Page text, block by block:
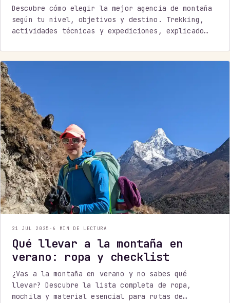
Descubre cómo elegir la mejor agencia de montaña
según tu nivel, objetivos y destino. Trekking,
actividades técnicas y expediciones, explicado
21 JUL 2025 · 6 MIN DE LECTURA
Qué llevar a la montaña en
verano: ropa y checklist
¿Vas a la montaña en verano y no sabes qué
llevar? Descubre la lista completa de ropa,
mochila y material esencial para rutas de